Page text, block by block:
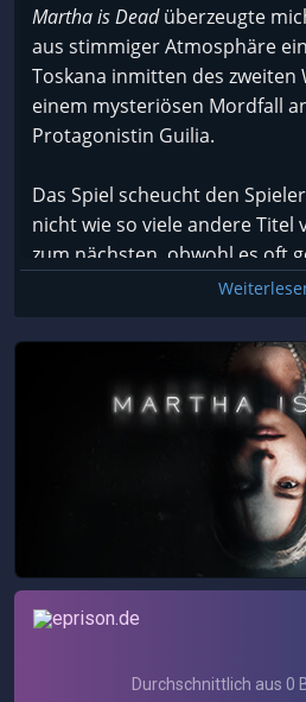
Martha is Deadüberzeugte
aus stimmiger Atmosphäre
Toskana inmitten des zweiten
einem mysteriösen Mordfall
Protagonistin Guilia.
Das Spiel scheucht den
nicht wie so viele andere Titel
zum nächsten, obwohl es oft
Gelegenheit hatte. Das war
willkommene wie unverhoffte
was während der
Unbehagen führt passiert
Martha is Dead präsentiert
Und diese haben es
Warnung, die zu Beginn des
zart besaitete Gemüter
geht, sollte von leicht zu
flatterndem Nervenkostüm
werden.